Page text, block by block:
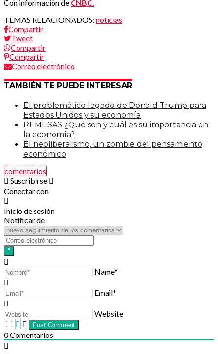
Con información de CNBC.
TEMAS RELACIONADOS: noticias
Compartir
Tweet
Compartir
Compartir
Correo electrónico
TAMBIÉN TE PUEDE INTERESAR
El problemático legado de Donald Trump para
Estados Unidos y su economía
REMESAS ¿Qué son y cuál es su importancia en
la economía?
El neoliberalismo, un zombie del pensamiento
económico
comentarios
Suscribirse
Conectar con
Inicio de sesión
Notificar de
Name*
Email*
Website
0Comentarios